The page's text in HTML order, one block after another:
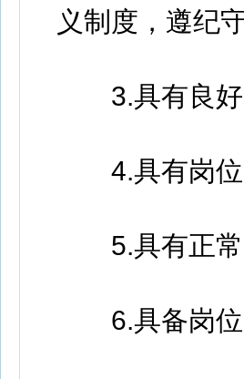
义制度，遵纪
3.具有良好
4.具有岗位
5.具有正常
6.具备岗位